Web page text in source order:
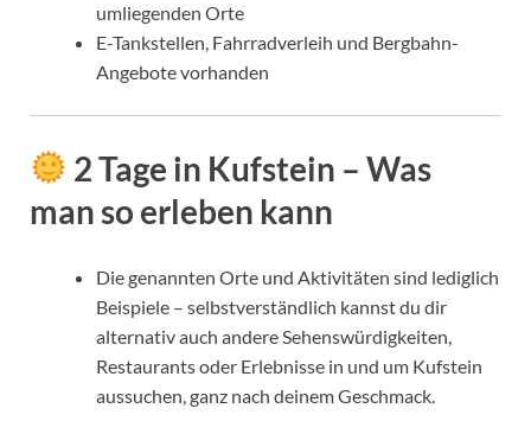
umliegenden Orte
E-Tankstellen, Fahrradverleih und Bergbahn-
Angebote vorhanden
2 Tage in Kufstein – Was
man so erleben kann
Die genannten Orte und Aktivitäten sind lediglich
Beispiele – selbstverständlich kannst du dir
alternativ auch andere Sehenswürdigkeiten,
Restaurants oder Erlebnisse in und um Kufstein
aussuchen, ganz nach deinem Geschmack.